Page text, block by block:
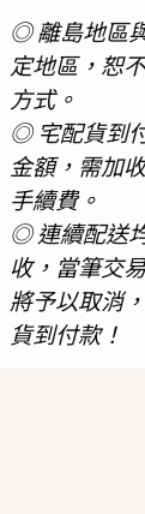
◎ 離島地區
定地區，恕
方式。
◎ 宅配貨到
金額，需加
手續費。
◎ 連續配送
收，當筆交
將予以取消
貨到付款！